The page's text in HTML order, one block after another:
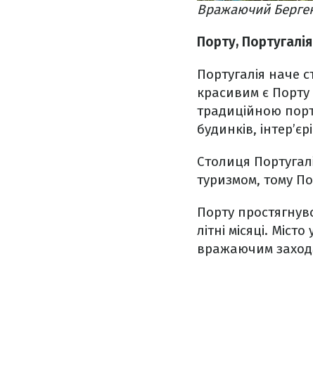
Вражаючий
Порту, Португалія
Португалія наче
красивим є
традиційною
будинків,
Столиця
туризмом, тому
Порту
літні місяці.
вражаючим